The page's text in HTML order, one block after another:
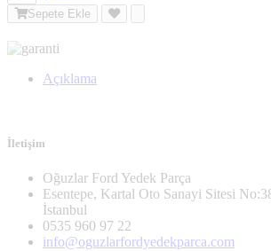
Sepete Ekle
Açıklama
İletişim
Oğuzlar Ford Yedek Parça
Esentepe, Kartal Oto Sanayi Sitesi
İstanbul
0535 960 97 22
info@oguzlarfordyedekparca.com